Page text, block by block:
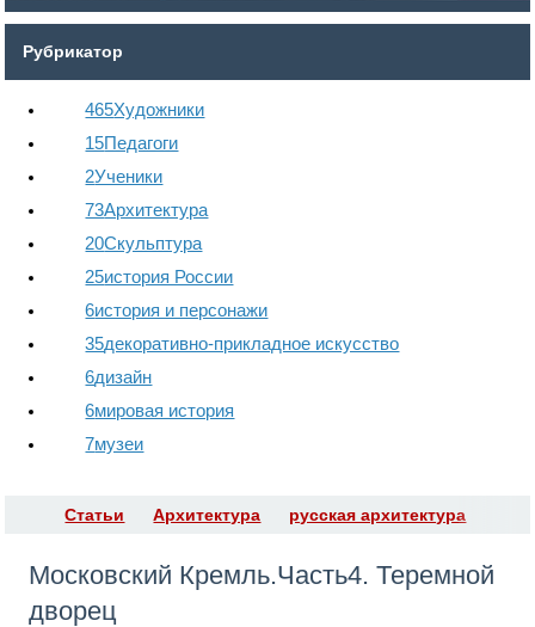
Рубрикатор
465Художники
15Педагоги
2Ученики
73Архитектура
20Скульптура
25история России
6история и персонажи
35декоративно-прикладное искусство
6дизайн
6мировая история
7музеи
Статьи Архитектура русская архитектура
​Московский Кремль.Часть4. Теремной
дворец